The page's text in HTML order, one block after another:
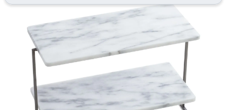
B
t
r